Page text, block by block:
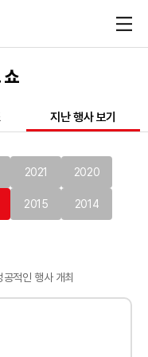
쇼
지난 행사 보기
2021 2020
2015 2014
적인 행사 개최